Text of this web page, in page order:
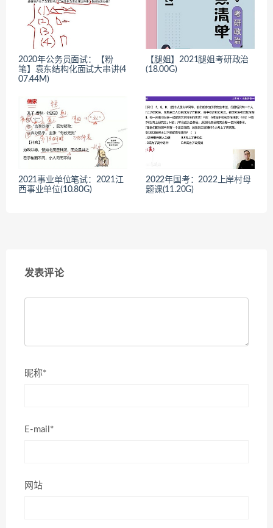
2020年公务员面试：【粉
笔】袁东结构化面试大串讲(4
07.44M)
【腿姐】2021腿姐考研政治
(18.00G)
2021事业单位笔试：2021江
西事业单位(10.80G)
2022年国考：2022上岸村母
题课(11.20G)
发表评论
昵称*
E-mail*
网站